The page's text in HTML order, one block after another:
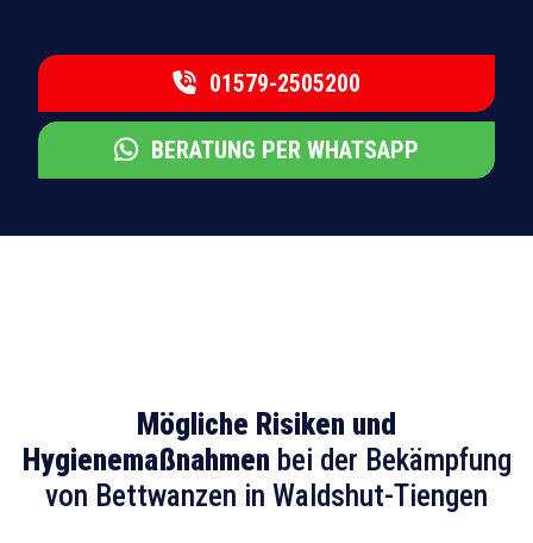
01579-2505200
BERATUNG PER WHATSAPP
Mögliche Risiken und
Hygienemaßnahmen bei der Bekämpfung
von Bettwanzen in Waldshut-Tiengen